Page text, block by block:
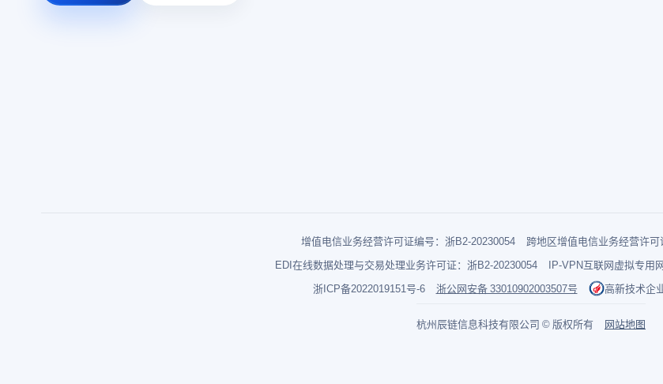
增值电信业务经营许可证编号：浙B2-20230054
跨地区增值电信业务经营许
EDI在线数据处理与交易处理业务许可证：浙B2-20230054
IP-VPN互联网虚拟专用
浙ICP备2022019151号-6
浙公网安备 33010902003507号 高新技术企
杭州辰链信息科技有限公司 © 版权所有 网站地图